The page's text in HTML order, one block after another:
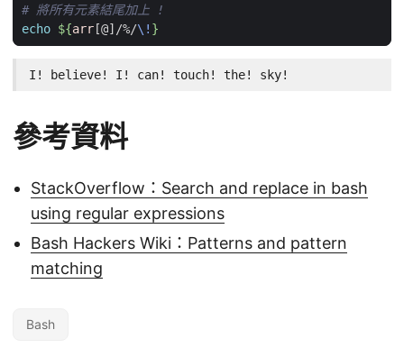
# 將所有元素結尾加上 !
echo ${arr [@]/%/\! }
I! believe! I! can! touch! the! sky!
參考資料
StackOverflow：Search and replace in bash
using regular expressions
Bash Hackers Wiki：Patterns and pattern
matching
Bash